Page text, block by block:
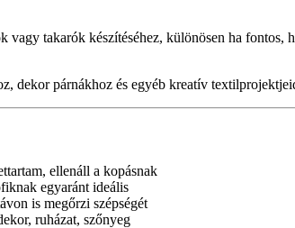
vagy takarók készítéséhez, különösen ha fontos,
dekor párnákhoz és egyéb kreatív
ellenáll a kopásnak
egyaránt ideális
is megőrzi szépségét
ruházat, szőnyeg